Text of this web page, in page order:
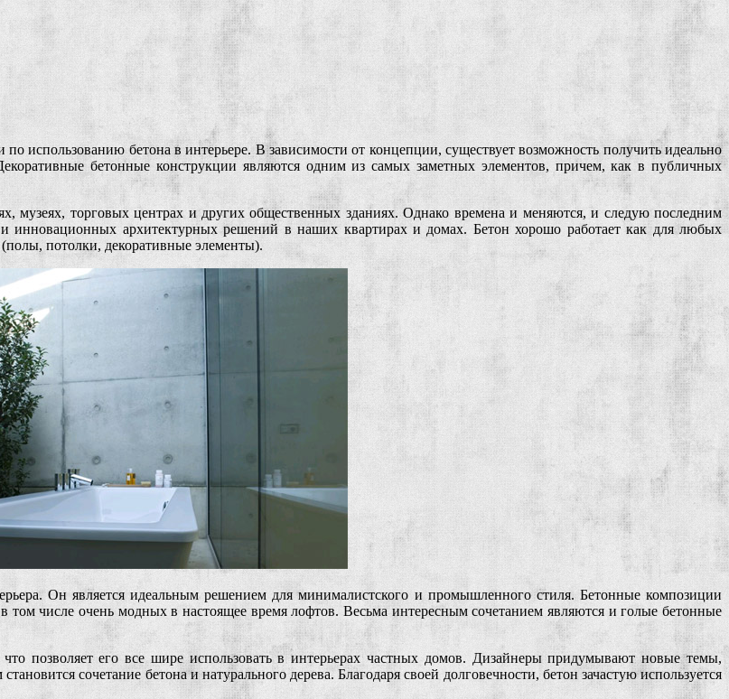
использованию бетона в интерьере. В зависимости от концепции, существует возможность получить идеально
бетонные конструкции являются одним из самых заметных элементов, причем, как в публичных
музеях, торговых центрах и других общественных зданиях. Однако времена и меняются, и следую последним
инновационных архитектурных решений в наших квартирах и домах. Бетон хорошо работает как для любых
потолки, декоративные элементы).
Он является идеальным решением для минималистского и промышленного стиля. Бетонные композиции
том числе очень модных в настоящее время лофтов. Весьма интересным сочетанием являются и голые бетонные
позволяет его все шире использовать в интерьерах частных домов. Дизайнеры придумывают новые темы,
сочетание бетона и натурального дерева. Благодаря своей долговечности, бетон зачастую используется